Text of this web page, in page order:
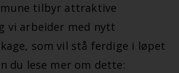
tilbyr attraktive
vi arbeider med nytt
som vil stå ferdige i løpet
du lese mer om dette: